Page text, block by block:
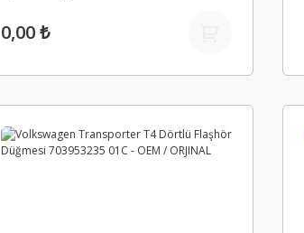
0,00 ₺